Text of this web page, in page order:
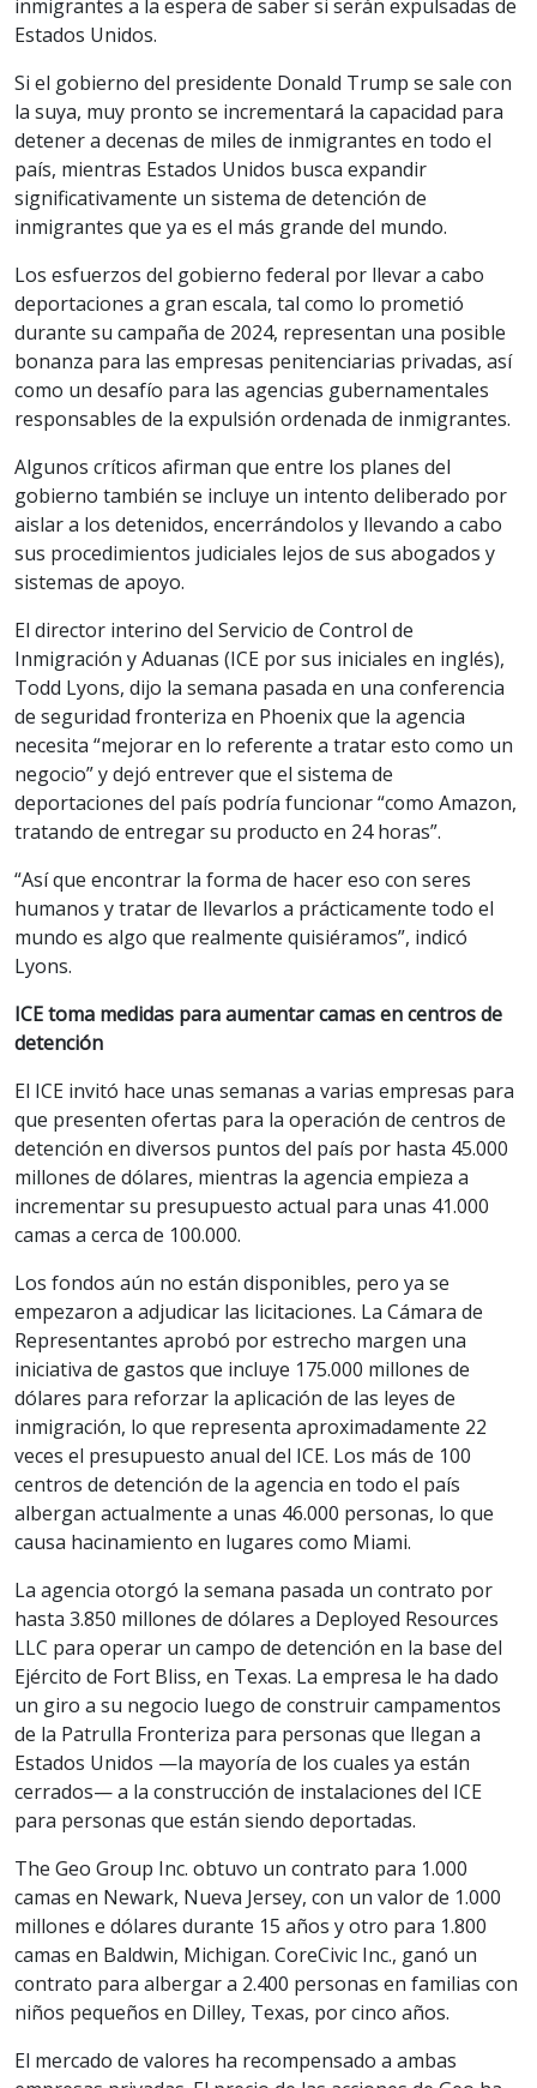
inmigrantes a la espera de saber si serán expulsadas de
Estados Unidos.
Si el gobierno del presidente Donald Trump se sale con
la suya, muy pronto se incrementará la capacidad para
detener a decenas de miles de inmigrantes en todo el
país, mientras Estados Unidos busca expandir
significativamente un sistema de detención de
inmigrantes que ya es el más grande del mundo.
Los esfuerzos del gobierno federal por llevar a cabo
deportaciones a gran escala, tal como lo prometió
durante su campaña de 2024, representan una posible
bonanza para las empresas penitenciarias privadas, así
como un desafío para las agencias gubernamentales
responsables de la expulsión ordenada de inmigrantes.
Algunos críticos afirman que entre los planes del
gobierno también se incluye un intento deliberado por
aislar a los detenidos, encerrándolos y llevando a cabo
sus procedimientos judiciales lejos de sus abogados y
sistemas de apoyo.
El director interino del Servicio de Control de
Inmigración y Aduanas (ICE por sus iniciales en inglés),
Todd Lyons, dijo la semana pasada en una conferencia
de seguridad fronteriza en Phoenix que la agencia
necesita “mejorar en lo referente a tratar esto como un
negocio” y dejó entrever que el sistema de
deportaciones del país podría funcionar “como Amazon,
tratando de entregar su producto en 24 horas”.
“Así que encontrar la forma de hacer eso con seres
humanos y tratar de llevarlos a prácticamente todo el
mundo es algo que realmente quisiéramos”, indicó
Lyons.
ICE toma medidas para aumentar camas en centros de
detención
El ICE invitó hace unas semanas a varias empresas para
que presenten ofertas para la operación de centros de
detención en diversos puntos del país por hasta 45.000
millones de dólares, mientras la agencia empieza a
incrementar su presupuesto actual para unas 41.000
camas a cerca de 100.000.
Los fondos aún no están disponibles, pero ya se
empezaron a adjudicar las licitaciones. La Cámara de
Representantes aprobó por estrecho margen una
iniciativa de gastos que incluye 175.000 millones de
dólares para reforzar la aplicación de las leyes de
inmigración, lo que representa aproximadamente 22
veces el presupuesto anual del ICE. Los más de 100
centros de detención de la agencia en todo el país
albergan actualmente a unas 46.000 personas, lo que
causa hacinamiento en lugares como Miami.
La agencia otorgó la semana pasada un contrato por
hasta 3.850 millones de dólares a Deployed Resources
LLC para operar un campo de detención en la base del
Ejército de Fort Bliss, en Texas. La empresa le ha dado
un giro a su negocio luego de construir campamentos
de la Patrulla Fronteriza para personas que llegan a
Estados Unidos —la mayoría de los cuales ya están
cerrados— a la construcción de instalaciones del ICE
para personas que están siendo deportadas.
The Geo Group Inc. obtuvo un contrato para 1.000
camas en Newark, Nueva Jersey, con un valor de 1.000
millones e dólares durante 15 años y otro para 1.800
camas en Baldwin, Michigan. CoreCivic Inc., ganó un
contrato para albergar a 2.400 personas en familias con
niños pequeños en Dilley, Texas, por cinco años.
El mercado de valores ha recompensado a ambas